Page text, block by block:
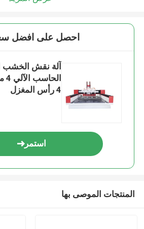
احصل على افضل
آلة نقش الخشب
4 رأس المغزل
استمر
المنتجات الموصى بها